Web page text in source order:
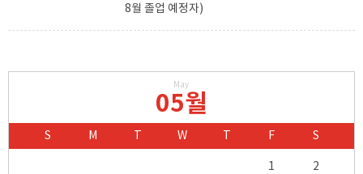
8월 졸업 예정자)
05월
May
S M W F S
1 2